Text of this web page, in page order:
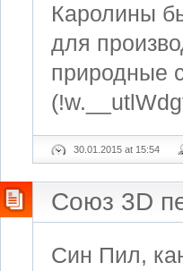
Каролины
для
природные
30.01.2015 at 15:54
Союз 3D
Син Пил,